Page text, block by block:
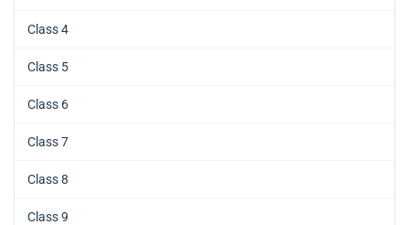
Class 4
Class 5
Class 6
Class 7
Class 8
Class 9